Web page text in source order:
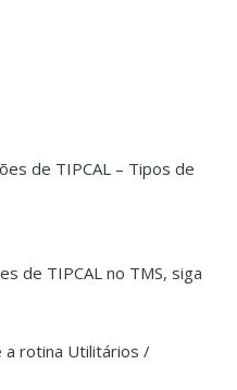
de TIPCAL – Tipos de
de TIPCAL no TMS, siga
a rotina Utilitários /